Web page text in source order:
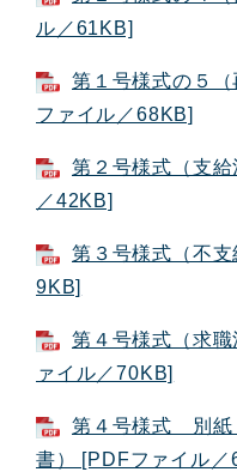
ル／61KB]
第１号様式の５
ファイル／68KB]
第２号様式（支
／42KB]
第３号様式（不
9KB]
第４号様式（求
ァイル／70KB]
第４号様式 別紙
書） [PDFファイル／